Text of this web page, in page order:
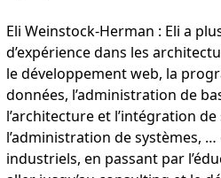
Eli Weinstock-Herman : Eli a
d’expérience dans les
le développement web, la
données, l’administration de
l’architecture et l’intégration
l’administration de systèmes,
industriels, en passant par